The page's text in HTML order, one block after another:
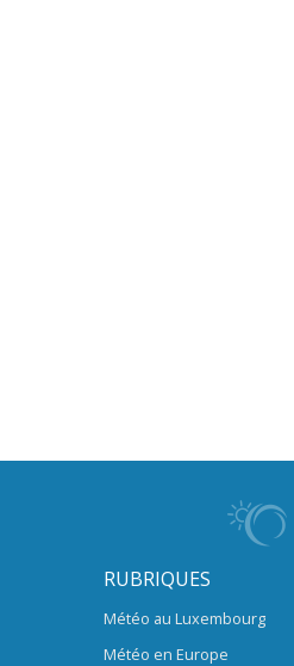
RUBRIQUES
Météo au Luxembourg
Météo en Europe